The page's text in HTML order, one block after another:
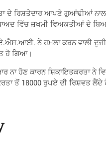
ਦੇ ਰਿਸ਼ਤੇਦਾਰ ਆਪਣੇ ਗੁਆਂਢੀਆਂ
ਵਿੱਚ ਜ਼ਖਮੀ ਵਿਅਕਤੀਆਂ ਦੇ
ਨੇ ਹਮਲਾ ਕਰਨ ਵਾਲੀ ਦੂਜੀ
ਹੋ ਗਿਆ।
ਨਾ ਹੋਣ ਕਾਰਨ ਸ਼ਿਕਾਇਤਕਰਤਾ ਨੇ
ਤੋਂ 18000 ਰੁਪਏ ਦੀ ਰਿਸ਼ਵਤ